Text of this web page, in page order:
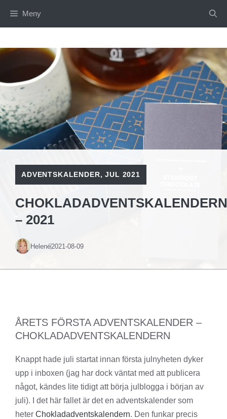
Meny
ADVENTSKALENDER,JUL 2021
CHOKLADADVENTSKALENDERN
– 2021
Helené2021-08-09
ÅRETS FÖRSTA ADVENTSKALENDER –
CHOKLADADVENTSKALENDERN
Knappt hade juli startat innan första julnyheten dyker
upp i inboxen (jag har dock väntat med att publicera
något, kändes lite tidigt att börja julblogga i början av
juli). I det här fallet är det en adventskalender som
heter Chokladadventskalendern. Den funkar precis